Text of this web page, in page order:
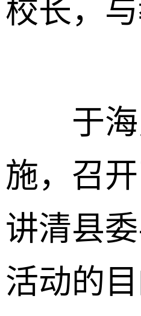
校长，
于海
施，召
讲清县
活动的